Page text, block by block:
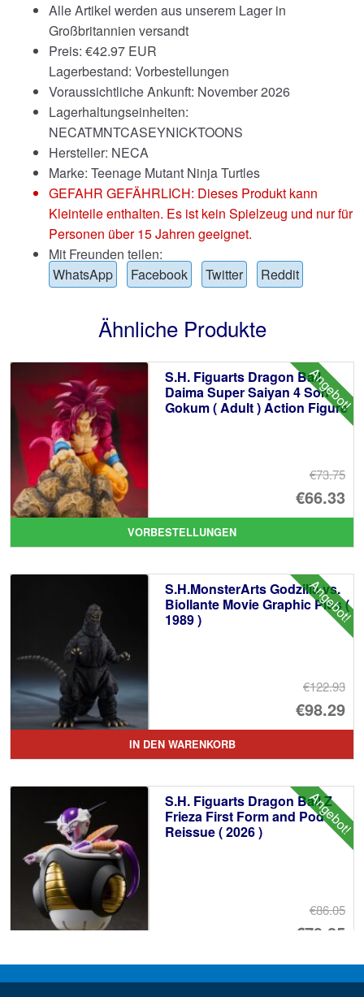
Alle Artikel werden aus unserem Lager in
Großbritannien versandt
Preis: €42.97 EUR
Lagerbestand: Vorbestellungen
Voraussichtliche Ankunft: November 2026
Lagerhaltungseinheiten:
NECATMNTCASEYNICKTOONS
Hersteller: NECA
Marke: Teenage Mutant Ninja Turtles
GEFAHR GEFÄHRLICH: Dieses Produkt kann
Kleinteile enthalten. Es ist kein Spielzeug und nur für
Personen über 15 Jahren geeignet.
Mit Freunden teilen:
WhatsApp
Facebook Twitter Reddit
Ähnliche Produkte
Angebot!
S.H. Figuarts Dragon Ball
Daima Super Saiyan 4 Son
Gokum ( Adult ) Action Figure
€73.75
€66.33
VORBESTELLUNGEN
Angebot!
S.H.MonsterArts Godzilla vs.
Biollante Movie Graphic Plus (
1989 )
€122.93
€98.29
IN DEN WARENKORB
Angebot!
S.H. Figuarts Dragon Ball Z
Frieza First Form and Pod
Reissue ( 2026 )
€86.05
€79.85
VORBESTELLUNGEN